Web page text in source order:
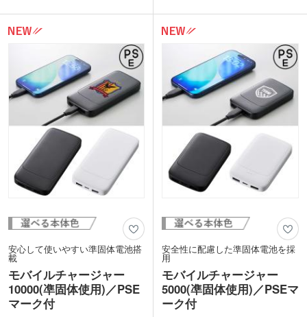
ほか、動画が見やすい横置きにもできま
す。充電しながら画面の操作ができるの
で、ウェブ会議やリモートワークにおす
すめ。ランプは赤が通電、青が充電の表
示です。名入れは1色、2色印刷が可能。
社名やロゴを入れて、周年記念品や企業
ノベルティグッズに選ばれます。
成する電磁誘導によって、無線で電力を
ると充電スピードが遅いのが短所です
が、置くだけで充電ができる生活は、と
ても便利で快適に感じますよ。
フルカラーの名入れもできるので、デザ
インの幅が広がり広告効果も大!「これ
は何?」と、商談の話題作りにもなる最
新のITアイテムは注目度MAXです。
安心して使いやすい準固体電池搭
載
モバイルチャージャー
10000(凖固体使用)／PSE
マーク付
安全性に配慮した準固体電池を採
用
モバイルチャージャー
5000(凖固体使用)／PSEマ
ーク付